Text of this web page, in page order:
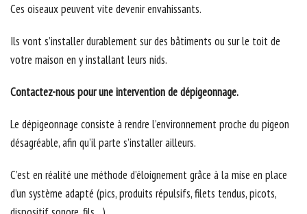
Ces oiseaux peuvent vite devenir envahissants.
Ils vont s’installer durablement sur des bâtiments ou sur le toit de
votre maison en y installant leurs nids.
Contactez-nous pour une intervention de dépigeonnage.
Le dépigeonnage consiste à rendre l’environnement proche du pigeon
désagréable, afin qu’il parte s’installer ailleurs.
C’est en réalité une méthode d’éloignement grâce à la mise en place
d’un système adapté (pics, produits répulsifs, filets tendus, picots,